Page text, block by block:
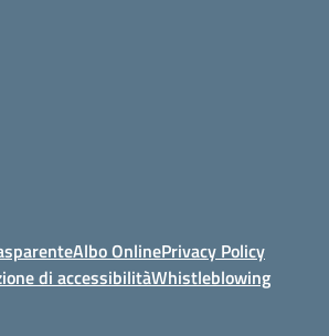
Albo OnlinePrivacy Policy
di accessibilitàWhistleblowing